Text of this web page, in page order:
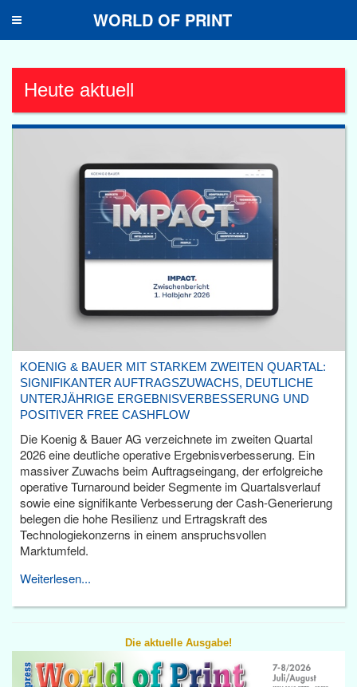
Toggle
WORLD OF PRINT
Heute aktuell
KOENIG & BAUER MIT STARKEM ZWEITEN QUARTAL:
SIGNIFIKANTER AUFTRAGSZUWACHS, DEUTLICHE
UNTERJÄHRIGE ERGEBNISVERBESSERUNG UND
POSITIVER FREE CASHFLOW
Die Koenig & Bauer AG verzeichnete im zweiten Quartal
2026 eine deutliche operative Ergebnisverbesserung. Ein
massiver Zuwachs beim Auftragseingang, der erfolgreiche
operative Turnaround beider Segmente im Quartalsverlauf
sowie eine signifikante Verbesserung der Cash-Generierung
belegen die hohe Resilienz und Ertragskraft des
Technologiekonzerns in einem anspruchsvollen
Marktumfeld.
Weiterlesen...
Die aktuelle Ausgabe!